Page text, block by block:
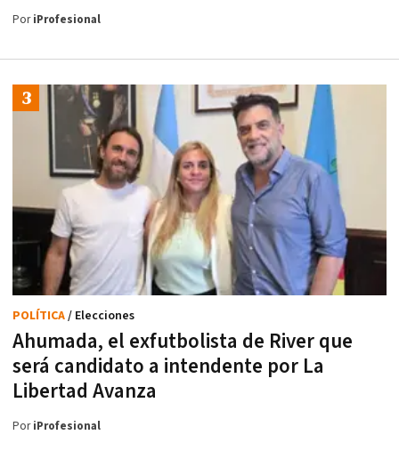
PoriProfesional
Ahumada, el exfutbolista de River que
será candidato a intendente por La
Libertad Avanza
POLÍTICA/ Elecciones
PoriProfesional